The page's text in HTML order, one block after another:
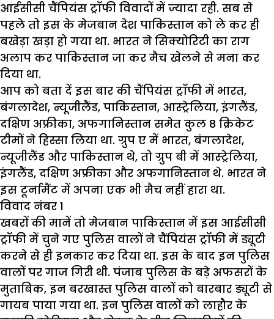
आईसीसी चैंपियंस ट्रॉफी विवादों में ज्यादा रही. सब से
पहले तो इस के मेजबान देश पाकिस्तान को ले कर ही
बखेड़ा खड़ा हो गया था. भारत ने सिक्योरिटी का राग
अलाप कर पाकिस्तान जा कर मैच खेलने से मना कर
दिया था.
आप को बता दें इस बार की चैंपियंस ट्रॉफी में भारत,
बंगलादेश, न्यूजीलैंड, पाकिस्तान, आस्ट्रेलिया, इंगलैंड,
दक्षिण अफ्रीका, अफगानिस्तान समेत कुल 8 क्रिकेट
टीमों ने हिस्सा लिया था. ग्रुप ए में भारत, बंगलादेश,
न्यूजीलैंड और पाकिस्तान थे, तो ग्रुप बी में आस्ट्रेलिया,
इंगलैंड, दक्षिण अफ्रीका और अफगानिस्तान थे. भारत ने
इस टूर्नामैंट में अपना एक भी मैच नहीं हारा था.
विवाद नंबर 1
खबरों की मानें तो मेजबान पाकिस्तान में इस आईसीसी
ट्रॉफी में चुने गए पुलिस वालों ने चैंपियंस ट्रॉफी में ड्यूटी
करने से ही इनकार कर दिया था. इस के बाद इन पुलिस
वालों पर गाज गिरी थी. पंजाब पुलिस के बड़े अफसरों के
मुताबिक, इन बरखास्त पुलिस वालों को बारबार ड्यूटी से
गायब पाया गया था. इन पुलिस वालों को लाहौर के